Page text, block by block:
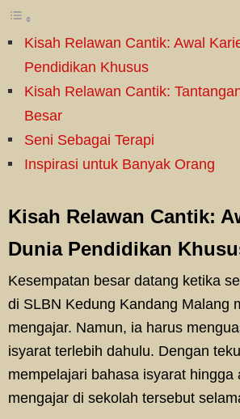
Kisah Relawan Cantik: Awal
Pendidikan Khusus
Kisah Relawan Cantik:
Besar
Seni Sebagai Terapi
Inspirasi untuk Banyak Orang
Kisah Relawan Cantik:
Dunia Pendidikan
Kesempatan besar datang ketika
di SLBN Kedung Kandang Malang
mengajar. Namun, ia harus
isyarat terlebih dahulu. Dengan
mempelajari bahasa isyarat hingga
mengajar di sekolah tersebut